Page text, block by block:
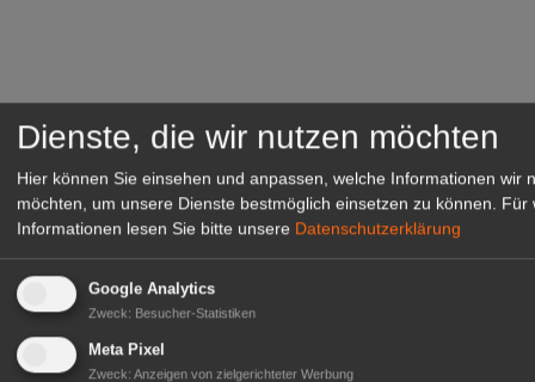
Dienste, die wir nutzen möchten
Hier können Sie einsehen und anpassen, welche Informationen wir
möchten, um unsere Dienste bestmöglich einsetzen zu können.
Für
Informationen lesen Sie bitte unsere Datenschutzerklärung
Google Analytics
Zweck: Besucher-Statistiken
Meta Pixel
Zweck: Anzeigen von zielgerichteter Werbung